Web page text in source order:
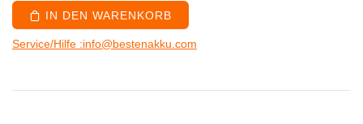
IN DEN WARENKORB
Service/Hilfe :info@bestenakku.com